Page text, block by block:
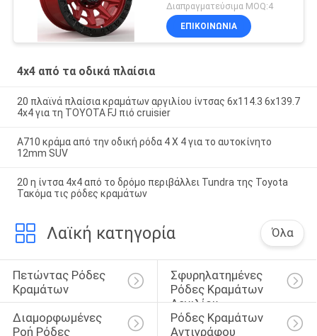
Διαπραγματεύσιμα MOQ:4
ΕΠΙΚΟΙΝΩΝΊΑ
4x4 από τα οδικά πλαίσια
20 πλαϊνά πλαίσια κραμάτων αργιλίου ίντσας 6x114.3 6x139.7
4x4 για τη TOYOTA FJ πιό cruisier
A710 κράμα από την οδική ρόδα 4 X 4 για το αυτοκίνητο
12mm SUV
20 η ίντσα 4x4 από το δρόμο περιβάλλει Tundra της Toyota
Τακόμα τις ρόδες κραμάτων
Λαϊκή κατηγορία Όλα
Πετώντας Ρόδες
Κραμάτων
Σφυρηλατημένες
Ρόδες Κραμάτων
Αργιλίου
Διαμορφωμένες
Ροή Ρόδες
Ρόδες Κραμάτων
Αντιγράφου